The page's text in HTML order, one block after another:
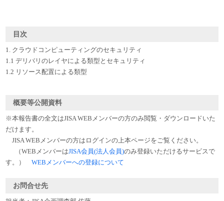
目次
1. クラウドコンピューティングのセキュリティ
1.1 デリバリのレイヤによる類型とセキュリティ
1.2 リソース配置による類型
概要等公開資料
※本報告書の全文はJISA WEBメンバーの方のみ閲覧・ダウンロードいた
だけます。
JISA WEBメンバーの方はログインの上本ページをご覧ください。
（WEBメンバーはJISA会員(法人会員)のみ登録いただけるサービスで
す。）WEBメンバーへの登録について
お問合せ先